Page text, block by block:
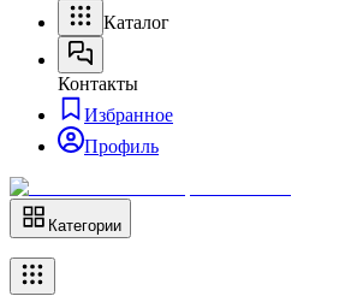
Каталог
Контакты
Избранное
Профиль
Категории